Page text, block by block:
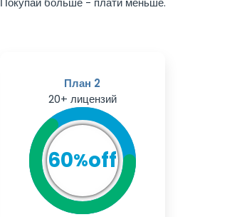
План 2
20+ лицензий
60%off